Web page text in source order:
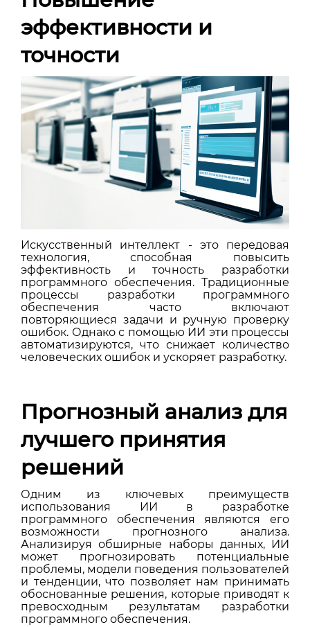
эффективности и
точности
Искусственный интеллект - это передовая
технология, способная повысить
эффективность и точность разработки
программного обеспечения. Традиционные
процессы разработки программного
обеспечения часто включают
повторяющиеся задачи и ручную проверку
ошибок. Однако с помощью ИИ эти процессы
автоматизируются, что снижает количество
человеческих ошибок и ускоряет разработку.
Прогнозный анализ для
лучшего принятия
решений
Одним из ключевых преимуществ
использования ИИ в разработке
программного обеспечения являются его
возможности прогнозного анализа.
Анализируя обширные наборы данных, ИИ
может прогнозировать потенциальные
проблемы, модели поведения пользователей
и тенденции, что позволяет нам принимать
обоснованные решения, которые приводят к
превосходным результатам разработки
программного обеспечения.